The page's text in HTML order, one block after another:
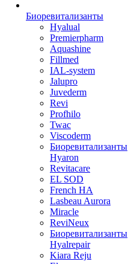
Биоревитализанты
Hyalual
Premierpharm
Aquashine
Fillmed
IAL-system
Jalupro
Juvederm
Revi
Profhilo
Twac
Viscoderm
Биоревитализанты
Hyaron
Revitacare
EL SOD
French HA
Lasbeau Aurora
Miracle
ReviNeux
Биоревитализанты
Hyalrepair
Kiara Reju